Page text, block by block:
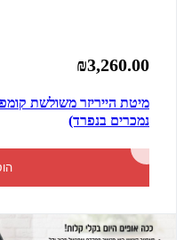
₪3,260.00
מיטת הייריזר משולשת
נמכרים בנפרד)